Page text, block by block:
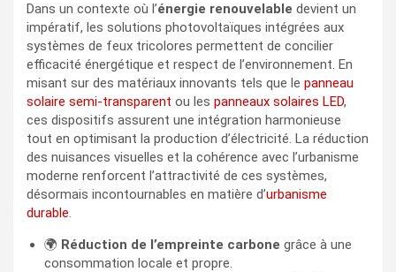
Dans un contexte où l’énergie renouvelable devient un
impératif, les solutions photovoltaïques intégrées aux
systèmes de feux tricolores permettent de concilier
efficacité énergétique et respect de l’environnement. En
misant sur des matériaux innovants tels que le panneau
solaire semi-transparent ou les panneaux solaires LED,
ces dispositifs assurent une intégration harmonieuse
tout en optimisant la production d’électricité. La réduction
des nuisances visuelles et la cohérence avec l’urbanisme
moderne renforcent l’attractivité de ces systèmes,
désormais incontournables en matière d’urbanisme
durable.
🌍 Réduction de l’empreinte carbone grâce à une
consommation locale et propre.